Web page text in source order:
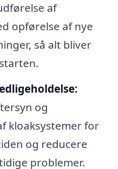
af
opførelse af nye
så alt bliver
og
kloaksystemer for
og reducere
problemer.